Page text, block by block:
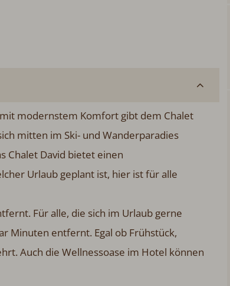
modernstem Komfort gibt dem Chalet
mitten im Ski- und Wanderparadies
Chalet David bietet einen
Urlaub geplant ist, hier ist für alle
Für alle, die sich im Urlaub gerne
Minuten entfernt. Egal ob Frühstück,
Auch die Wellnessoase im Hotel können